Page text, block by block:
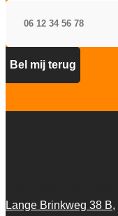
Lange Brinkweg 38 B,